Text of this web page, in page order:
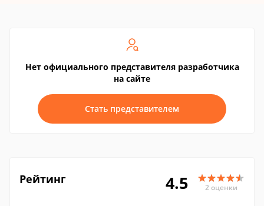
Нет официального представителя разработчика
на сайте
Стать представителем
Рейтинг 4.5 2 оценки